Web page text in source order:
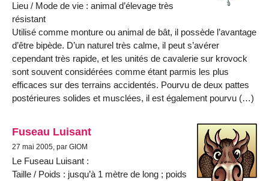
Lieu / Mode de vie : animal d’élevage très
résistant
Utilisé comme monture ou animal de bât, il possède l’avantage
d’être bipède. D’un naturel très calme, il peut s’avérer
cependant très rapide, et les unités de cavalerie sur krovock
sont souvent considérées comme étant parmis les plus
efficaces sur des terrains accidentés. Pourvu de deux pattes
postérieures solides et musclées, il est également pourvu (…)
Fuseau Luisant
27 mai 2005, par GIOM
Le Fuseau Luisant :
Taille / Poids : jusqu’à 1 mètre de long ; poids